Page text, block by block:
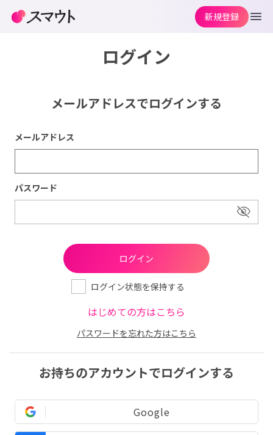
ログイン
メールアドレスでログインする
メールアドレス
パスワード
ログイン状態を保持する
はじめての方はこちら
パスワードを忘れた方はこちら
お持ちのアカウントでログインする
Google
新規登録